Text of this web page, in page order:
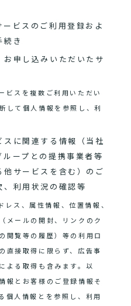
ビスのご利用登録およ
続き
申し込みいただいたサ
ビスを複数ご利用いただい
して個人情報を参照し、利
に関連する情報（当社
ープとの提携事業者等
サービスを含む）のご
利用状況の確認等
ス、属性情報、位置情報、
メールの開封、リンクのク
閲覧等の履歴）等の利用ロ
直接取得に限らず、広告事
よる取得も含みます。以
報とお客様のご登録情報そ
個人情報とを参照し、利用